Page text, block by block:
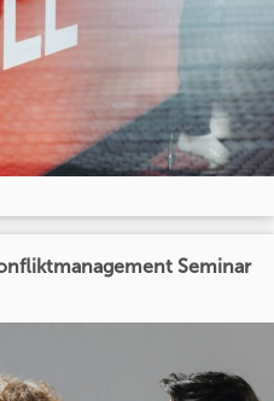
Seminar